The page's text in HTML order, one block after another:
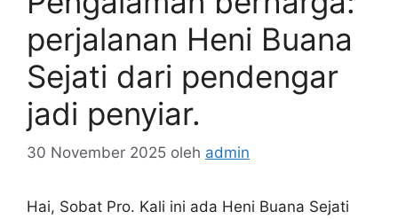
perjalanan Heni Buana
Sejati dari pendengar
jadi penyiar.
30 November 2025 oleh admin
Hai, Sobat Pro. Kali ini ada Heni Buana Sejati